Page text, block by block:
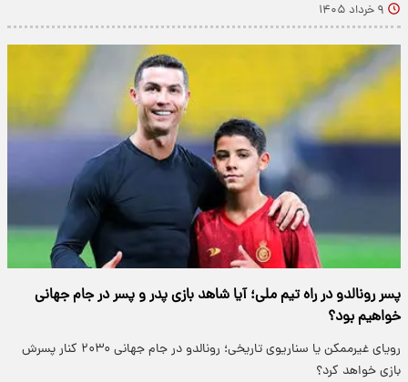
۹ خرداد ۱۴۰۵
پسر رونالدو در راه تیم ملی؛ آیا شاهد بازی پدر و پسر در جام جهانی
خواهیم بود؟
رویای غیرممکن یا سناریوی تاریخی؛ رونالدو در جام جهانی ۲۰۳۰ کنار پسرش
بازی خواهد کرد؟